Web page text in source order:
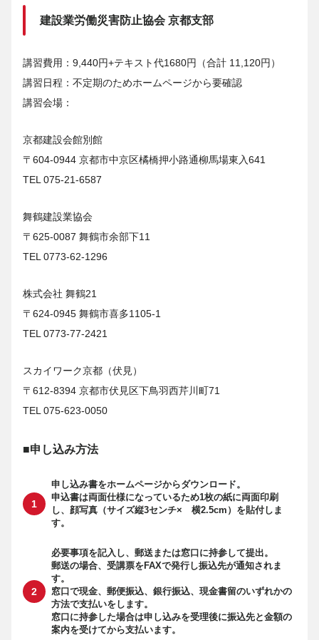
建設業労働災害防止協会 京都支部
講習費用：9,440円+テキスト代1680円（合計 11,120円）
講習日程：不定期のためホームページから要確認
講習会場：
京都建設会館別館
〒604-0944 京都市中京区橘橋押小路通柳馬場東入641
TEL 075-21-6587
舞鶴建設業協会
〒625-0087 舞鶴市余部下11
TEL 0773-62-1296
株式会社 舞鶴21
〒624-0945 舞鶴市喜多1105-1
TEL 0773-77-2421
スカイワーク京都（伏見）
〒612-8394 京都市伏見区下鳥羽西芹川町71
TEL 075-623-0050
■申し込み方法
申し込み書をホームページからダウンロード。
申込書は両面仕様になっているため1枚の紙に両面印刷
し、顔写真（サイズ縦3センチ× 横2.5cm）を貼付しま
す。
必要事項を記入し、郵送または窓口に持参して提出。
郵送の場合、受講票をFAXで発行し振込先が通知されま
す。
窓口で現金、郵便振込、銀行振込、現金書留のいずれかの
方法で支払いをします。
窓口に持参した場合は申し込みを受理後に振込先と金額の
案内を受けてから支払います。